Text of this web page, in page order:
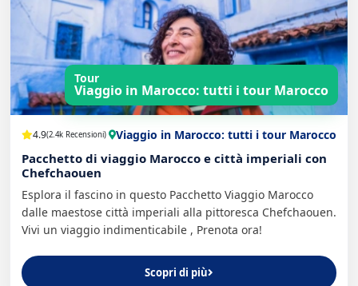
Tour
Viaggio in Marocco: tutti i tour Marocco
4.9(2.4k Recensioni) Viaggio in Marocco: tutti i tour Marocco
Pacchetto di viaggio Marocco e città imperiali con
Chefchaouen
Esplora il fascino in questo Pacchetto Viaggio Marocco
dalle maestose città imperiali alla pittoresca Chefchaouen.
Vivi un viaggio indimenticabile , Prenota ora!
Scopri di più